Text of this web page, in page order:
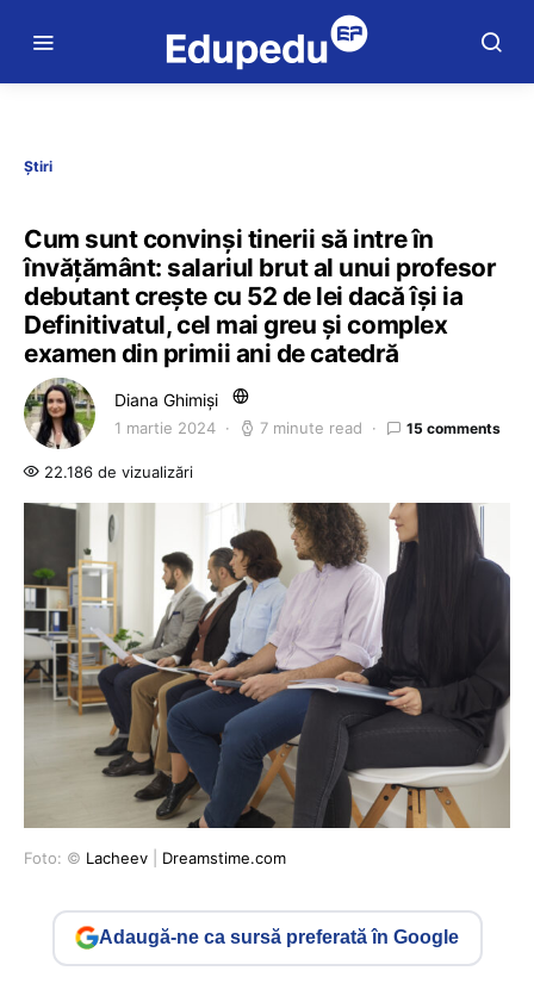
Știri
Cum sunt convinși tinerii să intre în
învățământ: salariul brut al unui profesor
debutant crește cu 52 de lei dacă își ia
Definitivatul, cel mai greu și complex
examen din primii ani de catedră
Diana Ghimiși
1 martie 2024 7 minute read 15 comments
22.186 de vizualizări
Foto: © Lacheev Dreamstime.com
Adaugă-ne ca sursă preferată în Google